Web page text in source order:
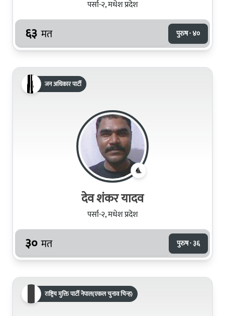
पर्सा-२, मधेश प्रदेश
६३ मत पुरुष · ४०
जन अधिकार पार्टी
देव शंकर यादव
पर्सा-२, मधेश प्रदेश
३० मत पुरुष · ३६
राष्ट्रिय मुक्ति पार्टी नेपाल(एकल चुनाव चिन्ह)